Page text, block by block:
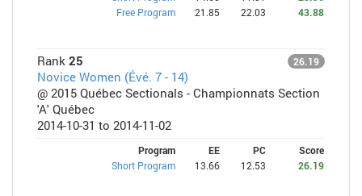
Free Program
21.85 22.03 43.88
Rank 25 26.19
Novice Women (Évé. 7 - 14)
@ 2015 Québec Sectionals - Championnats Section
'A' Québec
2014-10-31 to 2014-11-02
Program EE PC
Score
Short Program
13.66 12.53 26.19